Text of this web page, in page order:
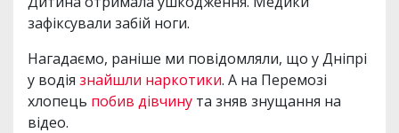
зафіксували забій ноги.
Нагадаємо, раніше ми повідомляли, що у Дніпрі
у водія знайшли наркотики. А на Перемозі
хлопець побив дівчину та зняв знущання на
відео.